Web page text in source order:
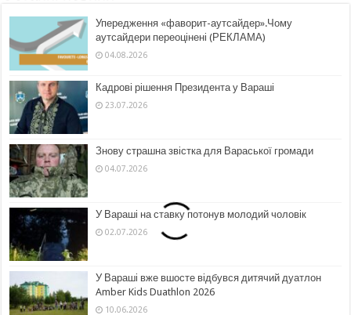
Упередження «фаворит-аутсайдер».Чому
аутсайдери переоцінені (РЕКЛАМА)
04.08.2026
Кадрові рішення Президента у Вараші
23.07.2026
Знову страшна звістка для Вараської громади
04.07.2026
У Вараші на ставку потонув молодий чоловік
02.07.2026
У Вараші вже вшосте відбувся дитячий дуатлон
Amber Kids Duathlon 2026
10.06.2026